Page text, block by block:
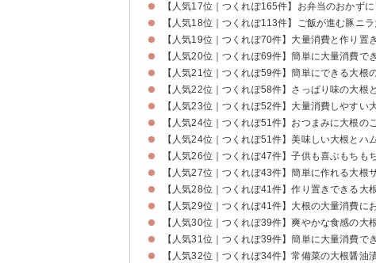
【人気17位｜つくれぽ165件】お弁当のおかず
【人気18位｜つくれぽ113件】ご飯が進む豚ニラ
【人気19位｜つくれぽ70件】大量消費と作り置
【人気20位｜つくれぽ69件】簡単に大量消費で
【人気21位｜つくれぽ59件】簡単にできる大根
【人気22位｜つくれぽ58件】さっぱり味の大根
【人気23位｜つくれぽ52件】大量消費しやすい
【人気24位｜つくれぽ51件】おつまみに大根の
【人気24位｜つくれぽ51件】美味しい大根とハ
【人気26位｜つくれぽ47件】子供も喜ぶもちも
【人気27位｜つくれぽ43件】簡単に作れる大根
【人気28位｜つくれぽ41件】作り置きできる大
【人気29位｜つくれぽ41件】大根の大量消費に
【人気30位｜つくれぽ39件】爽やかな食感の大
【人気31位｜つくれぽ39件】簡単に大量消費で
【人気32位｜つくれぽ34件】常備菜の大根醤油